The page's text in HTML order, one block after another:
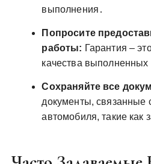
выполнения․
Попросите
работы: Гарантия –
качества выполненных
Сохраняйте все
документы, связанные
автомобиля, такие как